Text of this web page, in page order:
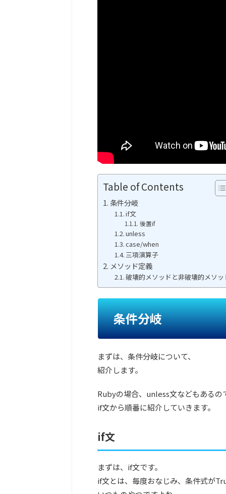
Table of Contents
条件分岐
if文
後置if
unless
case/when
三項演算子
メソッド定義
破壊的メソッドと非破壊的メソッ
条件分岐
まずは、条件分岐について、
紹介します。
Rubyの場合、unless文などもあるの
if文から順番に紹介していきます。
if文
まずは、if文です。
if文とは、毎度おなじみ、条件式が